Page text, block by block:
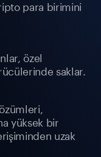
para birimini
özel
saklar.
yüksek bir
uzak